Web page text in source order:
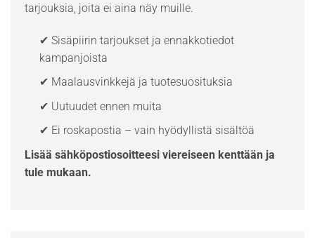
tarjouksia, joita ei aina näy muille.
✔ Sisäpiirin tarjoukset ja ennakkotiedot
kampanjoista
✔ Maalausvinkkejä ja tuotesuosituksia
✔ Uutuudet ennen muita
✔ Ei roskapostia – vain hyödyllistä sisältöä
Lisää sähköpostiosoitteesi viereiseen kenttään ja
tule mukaan.